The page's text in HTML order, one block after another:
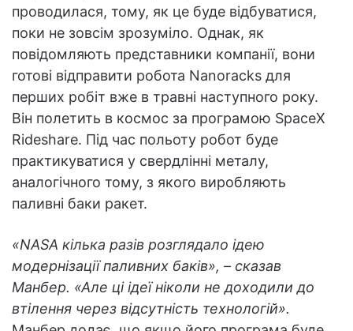
проводилася, тому, як це буде відбуватися,
поки не зовсім зрозуміло. Однак, як
повідомляють представники компанії, вони
готові відправити робота Nanoracks для
перших робіт вже в травні наступного року.
Він полетить в космос за програмою SpaceX
Rideshare. Під час польоту робот буде
практикуватися у свердлінні металу,
аналогічного тому, з якого виробляють
паливні баки ракет.
«NASA кілька разів розглядало ідею
модернізації паливних баків», – сказав
Манбер. «Але ці ідеї ніколи не доходили до
втілення через відсутність технологій».